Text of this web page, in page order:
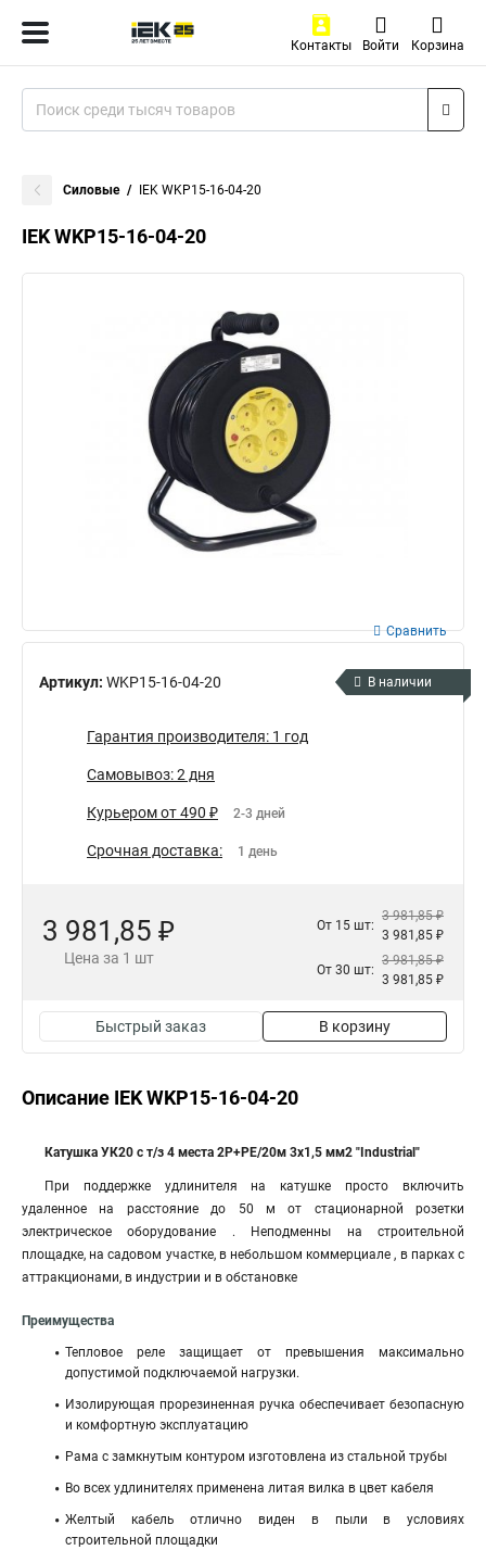
Контакты Войти Корзина
Силовые IEK WKP15-16-04-20
IEK WKP15-16-04-20
Артикул: WKP15-16-04-20
Сравнить
В наличии
Гарантия производителя: 1 год
Самовывоз: 2 дня
Курьером от 490 ₽ 2-3 дней
Срочная доставка: 1 день
3 981,85 ₽
Цена за 1 шт
От 15 шт:
3 981,85 ₽
3 981,85 ₽
От 30 шт:
3 981,85 ₽
3 981,85 ₽
Быстрый заказ В корзину
Описание IEK WKP15-16-04-20
Катушка УК20 с т/з 4 места 2Р+PЕ/20м 3х1,5 мм2 "Industrial"
При поддержке удлинителя на катушке просто включить
удаленное на расстояние до 50 м от стационарной розетки
электрическое оборудование . Неподменны на строительной
площадке, на садовом участке, в небольшом коммерциале , в парках с
аттракционами, в индустрии и в обстановке
Преимущества
Тепловое реле защищает от превышения максимально
допустимой подключаемой нагрузки.
Изолирующая прорезиненная ручка обеспечивает безопасную
и комфортную эксплуатацию
Рама с замкнутым контуром изготовлена из стальной трубы
Во всех удлинителях применена литая вилка в цвет кабеля
Желтый кабель отлично виден в пыли в условиях
строительной площадки